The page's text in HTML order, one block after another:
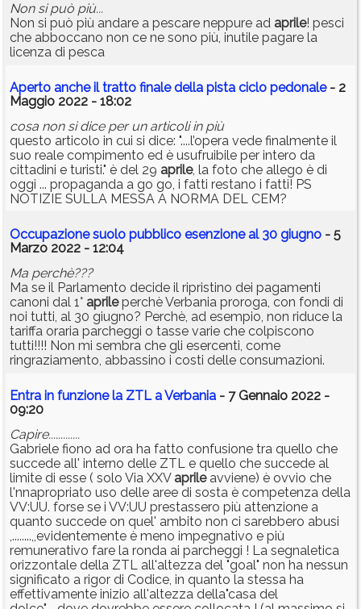
Non si può più...
Non si può più andare a pescare neppure ad aprile! pesci
che abboccano non ce ne sono più, inutile pagare la
licenza di pesca
Aperto anche il tratto finale della pista ciclo pedonale- 2
Maggio 2022 - 18:02
cosa non si dice per un articoli in più
questo articolo in cui si dice: "....l’opera vede finalmente il
suo reale compimento ed è usufruibile per intero da
cittadini e turisti." è del 29 aprile, la foto che allego è di
oggi ... propaganda a go go, i fatti restano i fatti! PS
NOTIZIE SULLA MESSA A NORMA DEL CEM?
Occupazione suolo pubblico esenzione al 30 giugno - 5
Marzo 2022 - 12:04
Ma perchè???
Ma se il Parlamento decide il ripristino dei pagamenti
canoni dal 1° aprileperchè Verbania proroga, con fondi di
noi tutti, al 30 giugno? Perchè, ad esempio, non riduce la
tariffa oraria parcheggi o tasse varie che colpiscono
tutti!!!! Non mi sembra che gli esercenti, come
ringraziamento, abbassino i costi delle consumazioni.
Entra in funzione la ZTL a Verbania - 7 Gennaio 2022 -
09:20
Capire.............
Gabriele fiono ad ora ha fatto confusione tra quello che
succede all' interno delle ZTL e quello che succede al
limite di esse ( solo Via XXV aprileavviene) è ovvio che
l'nnapropriato uso delle aree di sosta è competenza della
VV:UU. forse se i VV:UU prestassero più attenzione a
quanto succede on quel' ambito non ci sarebbero abusi
,........,,evidentemente è meno impegnativo e più
remunerativo fare la ronda ai parcheggi ! La segnaletica
orizzontale della ZTL all'altezza del "goal" non ha nessun
significato a rigor di Codice, in quanto la stessa ha
effettivamente inizio all'altezza della"casa del